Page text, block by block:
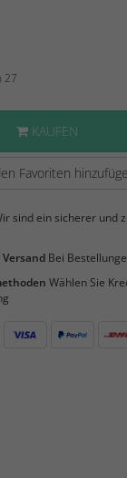
27
KAUFEN
Favoriten
sind ein sicherer und
Bei
Wählen Sie